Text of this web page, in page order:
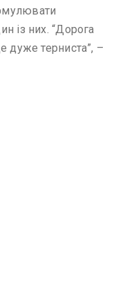
із них. “Дорога
дуже терниста”, –